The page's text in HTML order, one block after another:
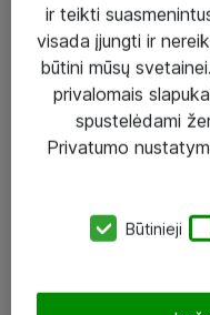
Paslaugos
Sprendimai
Įgyvendinti projektai
Atea ekspertų patarimai
UAB „ATEA“
J. Rutkausko g. 6,
ir teikti
visada įjungti ir
būtini mūsų
privalomais
spustelėdami
Privatumo
Būtinieji